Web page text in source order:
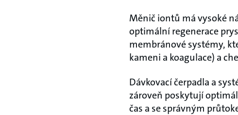
Měnič iontů má vysoké
optimální regenerace
membránové systémy,
kameni a koagulace) a
Dávkovací čerpadla a
zároveň poskytují
čas a se správným